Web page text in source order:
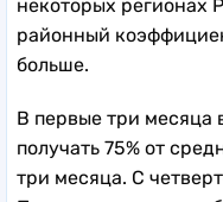
некоторых регионах
районный
больше.
В первые три месяца
получать 75% от
три месяца. С